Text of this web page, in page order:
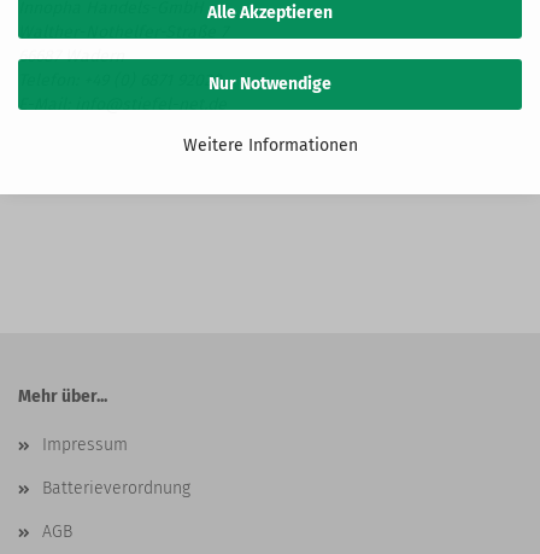
Alle Akzeptieren
Nur Notwendige
Weitere Informationen
Walther-Nothelfer-Straße 7
66687 Wadern
Telefon: +49 (0) 6871 92020
E-Mail: info@stiefel-net.de
Mehr über...
Impressum
Batterieverordnung
AGB